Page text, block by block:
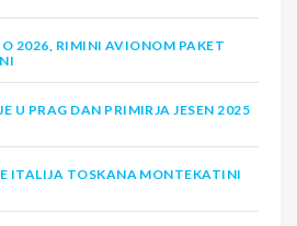
2026, RIMINI AVIONOM PAKET
U PRAG DAN PRIMIRJA JESEN 2025
ITALIJA TOSKANA MONTEKATINI